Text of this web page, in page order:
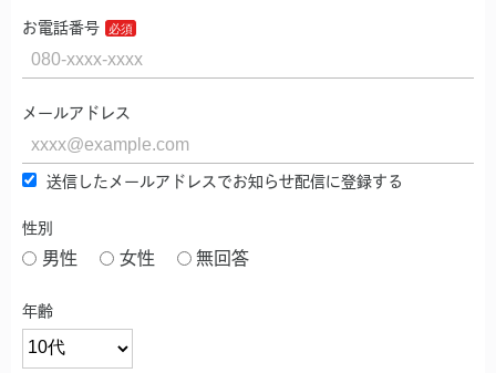
お電話番号
メールアドレス
送信したメールアドレスでお知らせ配信に登録する
性別
男性 女性 無回答
年齢